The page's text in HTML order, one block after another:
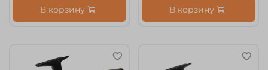
В корзину В корзину